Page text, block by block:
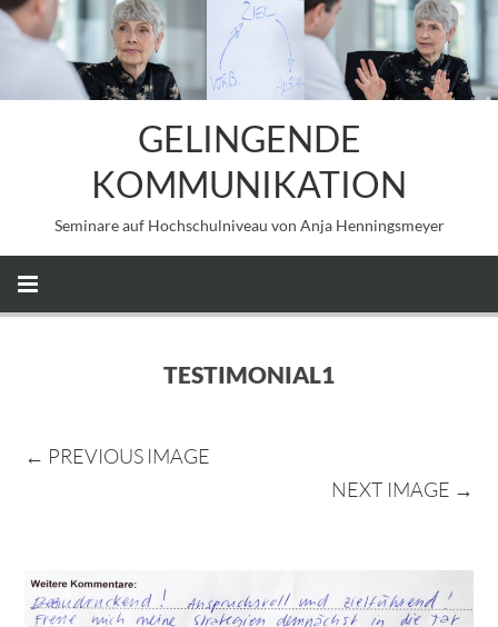
GELINGENDE
KOMMUNIKATION
Seminare auf Hochschulniveau von Anja Henningsmeyer
TESTIMONIAL1
← PREVIOUS IMAGE
NEXT IMAGE →